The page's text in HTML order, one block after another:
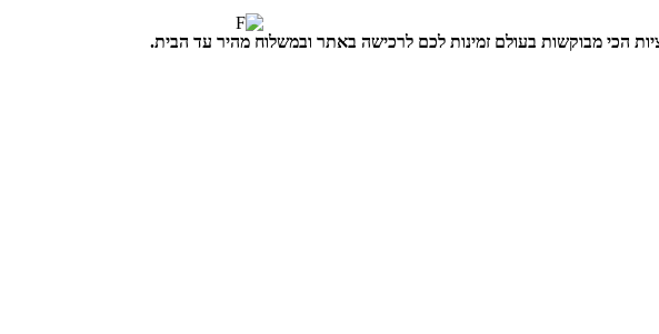
בעמוד
ניתן
לבחור
את
הכי מבוקשות בעולם זמינות לכם לרכישה באתר ובמשלוח מהיר עד הבית.